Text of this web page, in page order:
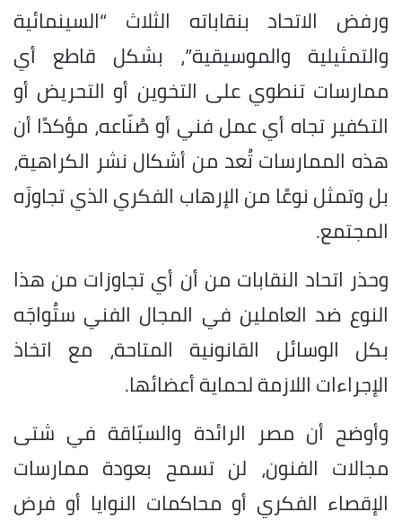
ورفض الاتحاد بنقاباته الثلاث “السينمائية
والتمثيلية والموسيقية”، بشكل قاطع أي
ممارسات تنطوي على التخوين أو التحريض أو
التكفير تجاه أي عمل فني أو صُنّاعه، مؤكدًا أن
هذه الممارسات تُعد من أشكال نشر الكراهية،
بل وتمثل نوعًا من الإرهاب الفكري الذي تجاوزَه
المجتمع.
وحذر اتحاد النقابات من أن أي تجاوزات من هذا
النوع ضد العاملين في المجال الفني ستُواجَه
بكل الوسائل القانونية المتاحة، مع اتخاذ
الإجراءات اللازمة لحماية أعضائها.
وأوضح أن مصر الرائدة والسبّاقة في شتى
مجالات الفنون، لن تسمح بعودة ممارسات
الإقصاء الفكري أو محاكمات النوايا أو فرض